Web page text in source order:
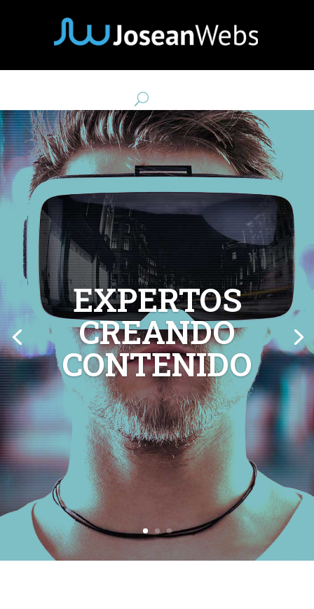
EXPERTOS
CREANDO
CONTENIDO